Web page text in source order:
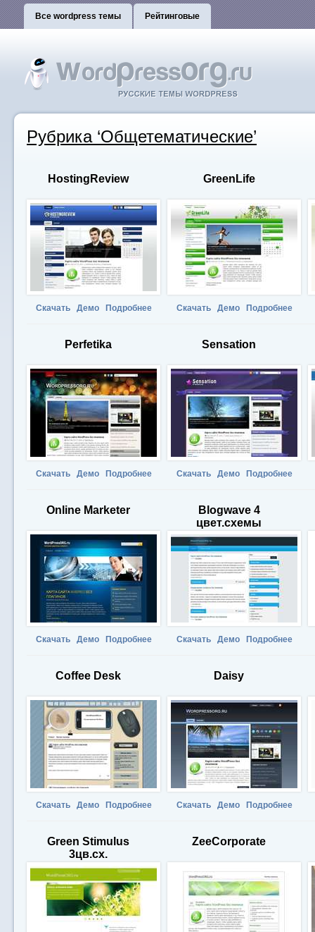
Все wordpress темы Рейтинговые
Рубрика ‘Общетематические’
HostingReview
Скачать Демо Подробнее
GreenLife
Скачать Демо Подробнее
Perfetika
Скачать Демо Подробнее
Sensation
Скачать Демо Подробнее
Online Marketer
Скачать Демо Подробнее
Blogwave 4
цвет.схемы
Скачать Демо Подробнее
Coffee Desk
Скачать Демо Подробнее
Daisy
Скачать Демо Подробнее
Green Stimulus
3цв.сх.
ZeeCorporate